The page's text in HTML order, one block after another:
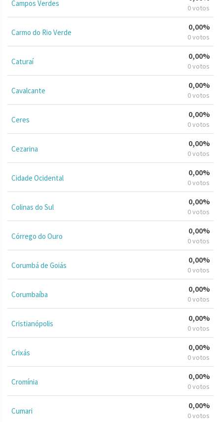
Campos Verdes 0 votos
Carmo do Rio Verde
0,00%
0 votos
Caturaí
0,00%
0 votos
Cavalcante
0,00%
0 votos
Ceres
0,00%
0 votos
Cezarina
0,00%
0 votos
Cidade Ocidental
0,00%
0 votos
Colinas do Sul
0,00%
0 votos
Córrego do Ouro
0,00%
0 votos
Corumbá de Goiás
0,00%
0 votos
Corumbaíba
0,00%
0 votos
Cristianópolis
0,00%
0 votos
Crixás
0,00%
0 votos
Cromínia
0,00%
0 votos
Cumari
0,00%
0 votos